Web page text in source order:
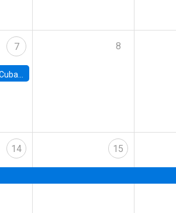
7
Board
8
14 15